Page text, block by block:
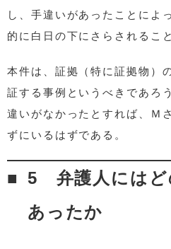
し、手違いがあったことによ
的に白日の下にさらされるこ
本件は、証拠（特に証拠物）
証する事例というべきであろ
違いがなかったとすれば、Ｍ
ずにいるはずである。
5 弁護人にはど
あったか